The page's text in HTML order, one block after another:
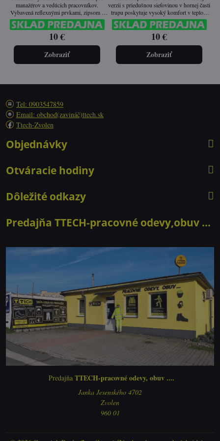
manažérov a vedúcich pracovníkov.
Vybavená reflexnými prvkami, zipsom a
dvoma úložnými vreckami. Ideálna pre
použitie v stavebníctve, logistike a doprave.
10 €
Zobraziť
verzii s priedušnou sieťovinou v hornej časti
trupu poskytuje vysoký komfort v teplom
počasí. Oranžová farba zabezpečuje skvelú
viditeľnosť počas dňa aj noci.
10 €
Zobraziť
Tel: 0903547859
Email: obchod(zavináč)ttech.sk
Ttech-Zvolen
Objednávky
Otváracie hodiny
Dôležité odkazy
Predajňa TTECH-pracovné odevy,obuv ...
Predajňa TTECH-pracovné odevy, obuv ....
Janka Jesenského 4702
Zvolen
960 01